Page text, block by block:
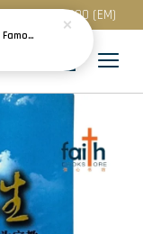
(WM) / RM 300 (EM)
(BK) Martha And Her Sister Mary · Famous People Of The Bible · Small Bible Story Board Book · Bible Stories for Children